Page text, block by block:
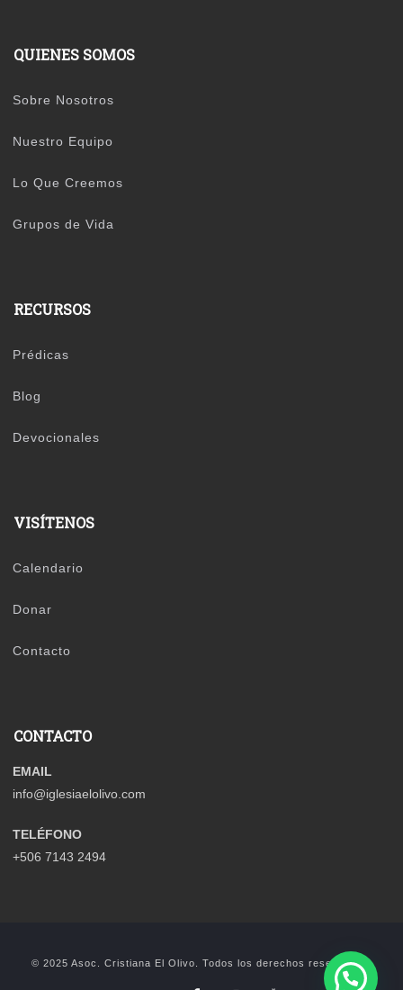
QUIENES SOMOS
Sobre Nosotros
Nuestro Equipo
Lo Que Creemos
Grupos de Vida
RECURSOS
Prédicas
Blog
Devocionales
VISÍTENOS
Calendario
Donar
Contacto
CONTACTO
EMAIL
info@iglesiaelolivo.com
TELÉFONO
+506 7143 2494
© 2025 Asoc. Cristiana El Olivo. Todos los derechos reservados.